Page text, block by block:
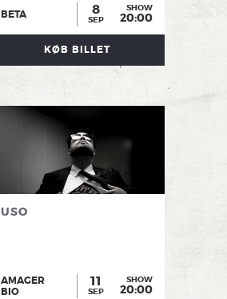
BETA 8
SEP
SHOW
20:00
KØB BILLET
USO
AMAGER
BIO
11
SEP
SHOW
20:00